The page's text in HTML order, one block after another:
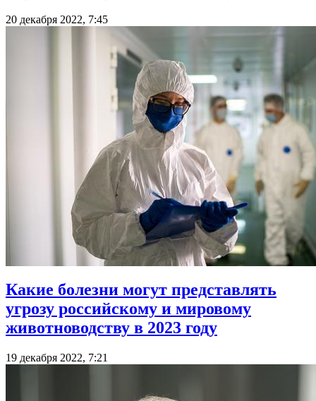
20 декабря 2022, 7:45
Какие болезни могут представлять
угрозу российскому и мировому
животноводству в 2023 году
19 декабря 2022, 7:21